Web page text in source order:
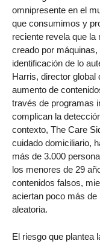
omnipresente en el
que consumimos y
reciente revela que la
creado por
identificación de lo
Harris, director global
aumento de
través de programas
complican la
contexto, The Care
cuidado domiciliario,
más de 3.000
los menores de 29
contenidos falsos,
aciertan poco más
aleatoria.
El riesgo que plantea